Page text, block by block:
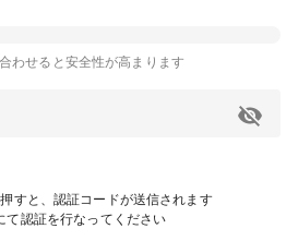
わせると安全性が高まります
すと、認証コードが送信されます
て認証を行なってください